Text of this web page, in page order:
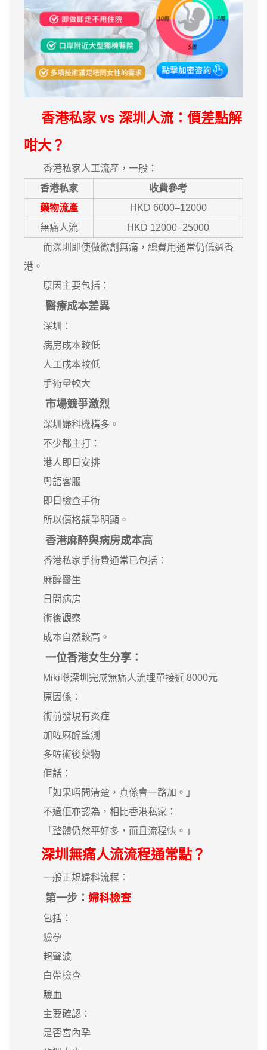
香港私家 vs 深圳人流：價差點解
咁大？
香港私家人工流產，一般：
香港私家
收費參考
藥物流產
HKD 6000–12000
無痛人流
HKD 12000–25000
而深圳即使做微創無痛，總費用通常仍低過香
港。
原因主要包括：
醫療成本差異
深圳：
病房成本較低
人工成本較低
手術量較大
市場競爭激烈
深圳婦科機構多。
不少都主打：
港人即日安排
粵語客服
即日檢查手術
所以價格競爭明顯。
香港麻醉與病房成本高
香港私家手術費通常已包括：
麻醉醫生
日間病房
術後觀察
成本自然較高。
一位香港女生分享：
Miki喺深圳完成無痛人流埋單接近 8000元
原因係：
術前發現有炎症
加咗麻醉監測
多咗術後藥物
佢話：
「如果唔問清楚，真係會一路加。」
不過佢亦認為，相比香港私家：
「整體仍然平好多，而且流程快。」
深圳無痛人流流程通常點？
一般正規婦科流程：
第一步： 婦科檢查
包括：
驗孕
超聲波
白帶檢查
驗血
主要確認：
是否宮內孕